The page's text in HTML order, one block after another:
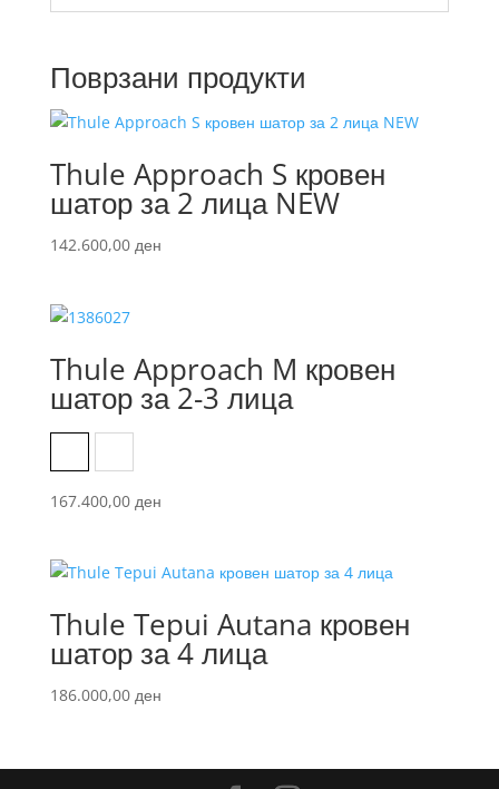
Поврзани продукти
Thule Approach S кровен
шатор за 2 лица NEW
142.600,00 ден
Thule Approach M кровен
шатор за 2-3 лица
167.400,00 ден
Thule Tepui Autana кровен
шатор за 4 лица
186.000,00 ден